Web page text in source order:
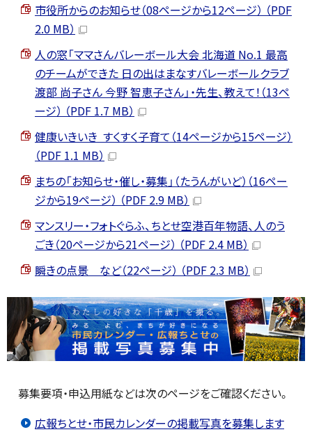
市役所からのお知らせ（08ページから12ページ） （PDF
2.0 MB）
人の窓「ママさんバレーボール大会 北海道 No.1 最高
のチームができた 日の出はまなすバレーボールクラブ
渡部 尚子さん 今野 智恵子さん」・先生、教えて！（13ペ
ージ） （PDF 1.7 MB）
健康いきいき すくすく子育て（14ページから15ページ）
（PDF 1.1 MB）
まちの「お知らせ・催し・募集」（たうんがいど）（16ペー
ジから19ページ） （PDF 2.9 MB）
マンスリー・フォトぐらふ、ちとせ空港百年物語、人のう
ごき（20ページから21ページ） （PDF 2.4 MB）
瞬きの点景 など（22ページ） （PDF 2.3 MB）
募集要項・申込用紙などは次のページをご確認ください。
広報ちとせ・市民カレンダーの掲載写真を募集します